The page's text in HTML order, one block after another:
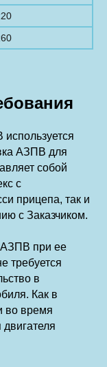
АЗПВ для
собой
с
прицепа, так и
с Заказчиком.
АЗПВ при ее
требуется
в
Как в
во время